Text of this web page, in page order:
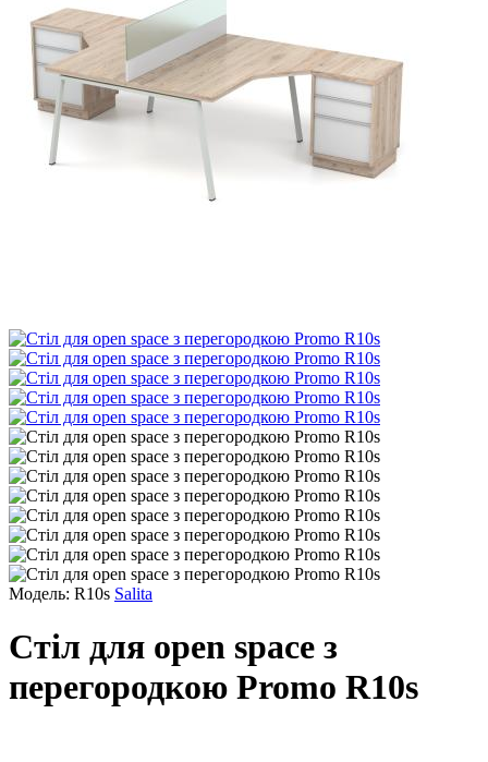
Модель: R10s Salita
Стіл для open space з
перегородкою Promo R10s